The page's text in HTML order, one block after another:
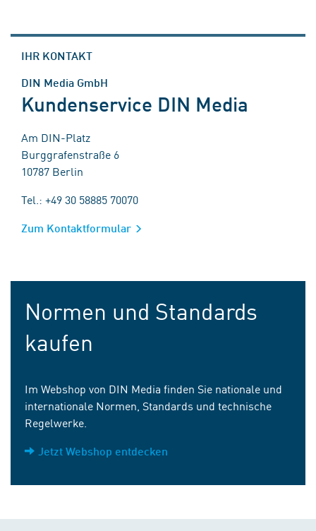
IHR KONTAKT
DIN Media GmbH
Kundenservice DIN Media
Am DIN-Platz
Burggrafenstraße 6
10787 Berlin
Tel.: +49 30 58885 70070
Zum Kontaktformular
Normen und Standards
kaufen
Im Webshop von DIN Media finden Sie nationale und
internationale Normen, Standards und technische
Regelwerke.
Jetzt Webshop entdecken